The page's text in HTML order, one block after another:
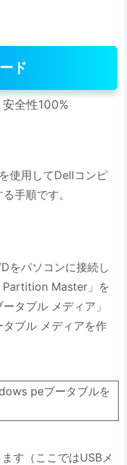
ド
安全性100%
使用してDellコンピ
手順です。
をパソコンに接続し
Partition Master」を
タブル メディア」
ブル メディアを作
す（ここではUSBメ